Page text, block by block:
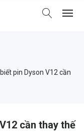
pin Dyson V12 cần
cần thay thế